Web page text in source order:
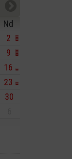
Nd
2
9
16
23
30